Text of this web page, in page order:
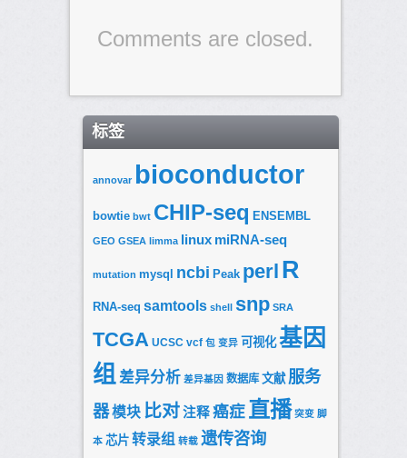
Comments are closed.
标签
annovar bioconductor
bowtie bwt CHIP-seq ENSEMBL
GEO GSEA limma linux miRNA-seq
mutation mysql ncbi Peak perl R
RNA-seq samtools shell snp SRA
TCGA UCSC vcf 包 变异 可视化 基因
组 差异分析 差异基因 数据库 文献 服务
器模块 比对注释癌症 直播 突变 脚
本 芯片 转录组 转载 遗传咨询